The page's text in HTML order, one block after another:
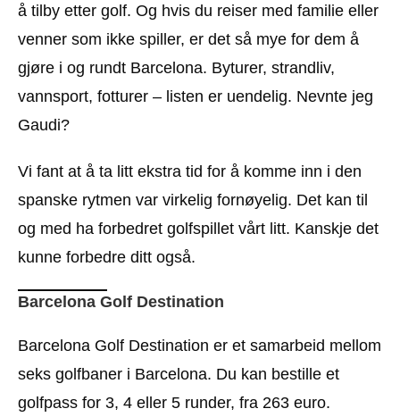
å tilby etter golf. Og hvis du reiser med familie eller
venner som ikke spiller, er det så mye for dem å
gjøre i og rundt Barcelona. Byturer, strandliv,
vannsport, fotturer – listen er uendelig. Nevnte jeg
Gaudi?
Vi fant at å ta litt ekstra tid for å komme inn i den
spanske rytmen var virkelig fornøyelig. Det kan til
og med ha forbedret golfspillet vårt litt. Kanskje det
kunne forbedre ditt også.
Barcelona Golf Destination
Barcelona Golf Destination er et samarbeid mellom
seks golfbaner i Barcelona. Du kan bestille et
golfpass for 3, 4 eller 5 runder, fra 263 euro.